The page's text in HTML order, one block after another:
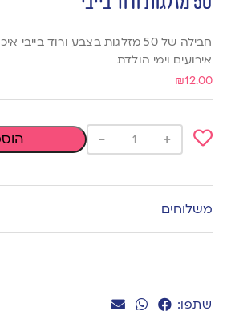
שתפו:
חבילה של 50 מזלגות בצבע ורוד
אירועים וימי הולדת
₪12.00
to
wishlist
+
-
משלוחים